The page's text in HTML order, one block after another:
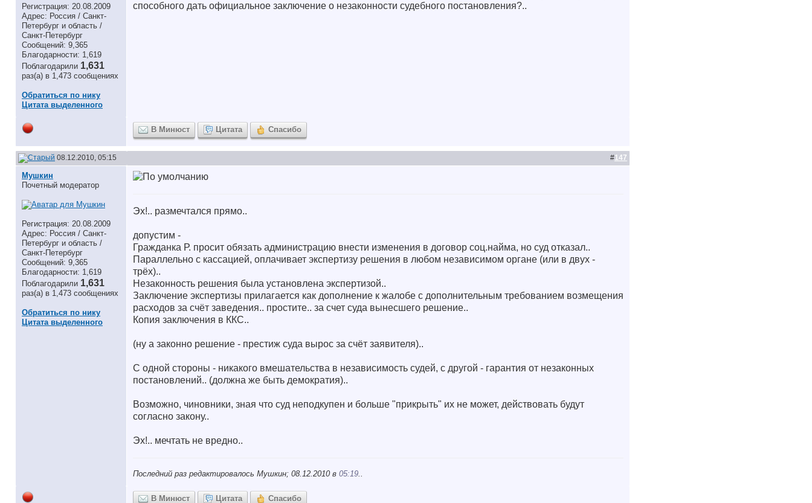
Регистрация: 20.08.2009
Адрес: Россия / Санкт-
Петербург и область /
Санкт-Петербург
Сообщений: 9,365
Благодарности: 1,619
Поблагодарили 1,631
раз(а) в 1,473 сообщениях
Обратиться по нику
Цитата выделенного
способного дать официальное заключение о незаконности судебного постановления?..
В Минюст Цитата Спасибо
08.12.2010, 05:15 #147
Мушкин
Почетный модератор
Регистрация: 20.08.2009
Адрес: Россия / Санкт-
Петербург и область /
Санкт-Петербург
Сообщений: 9,365
Благодарности: 1,619
Поблагодарили 1,631
раз(а) в 1,473 сообщениях
Обратиться по нику
Цитата выделенного
Эх!.. размечтался прямо..
допустим -
Гражданка Р. просит обязать администрацию внести изменения в договор соц.найма, но суд отказал..
Параллельно с кассацией, оплачивает экспертизу решения в любом независимом органе (или в двух -
трёх)..
Незаконность решения была установлена экспертизой..
Заключение экспертизы прилагается как дополнение к жалобе с дополнительным требованием возмещения
расходов за счёт заведения.. простите.. за счет суда вынесшего решение..
Копия заключения в ККС..
(ну а законно решение - престиж суда вырос за счёт заявителя)..
С одной стороны - никакого вмешательства в независимость судей, с другой - гарантия от незаконных
постановлений.. (должна же быть демократия)..
Возможно, чиновники, зная что суд неподкупен и больше "прикрыть" их не может, действовать будут
согласно закону..
Эх!.. мечтать не вредно..
Последний раз редактировалось Мушкин; 08.12.2010 в 05:19..
В Минюст Цитата Спасибо